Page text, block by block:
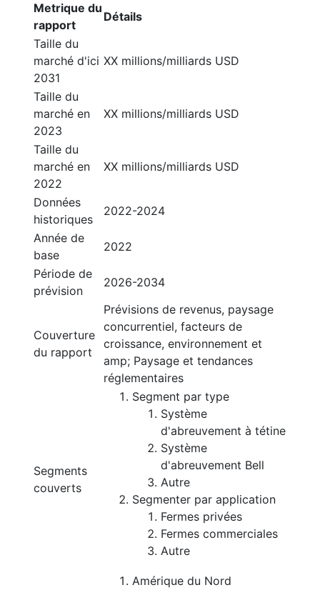
Metrique du
rapport
Détails
Taille du
marché d'ici
2031
XX millions/milliards USD
Taille du
marché en
2023
XX millions/milliards USD
Taille du
marché en
2022
XX millions/milliards USD
Données
historiques
2022-2024
Année de
base
2022
Période de
prévision
2026-2034
Couverture
du rapport
Prévisions de revenus, paysage
concurrentiel, facteurs de
croissance, environnement et
amp; Paysage et tendances
réglementaires
Segments
couverts
Segment par type
Système
d'abreuvement à tétine
Système
d'abreuvement Bell
Autre
Segmenter par application
Fermes privées
Fermes commerciales
Autre
Amérique du Nord